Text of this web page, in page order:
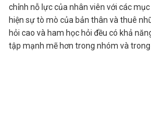
chỉnh nỗ lực của nhân viên với các
hiện sự tò mò của bản thân và thuê
hỏi cao và ham học hỏi đều có khả
tập mạnh mẽ hơn trong nhóm và trong